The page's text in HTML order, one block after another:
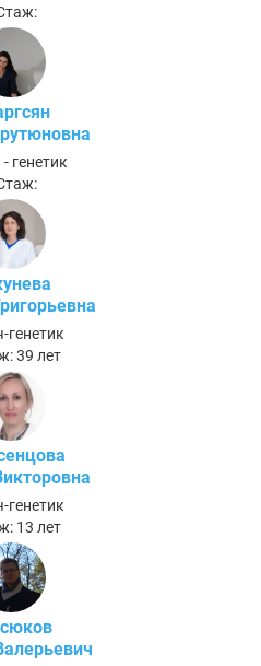
генетик
генетик
39 лет
генетик
13 лет